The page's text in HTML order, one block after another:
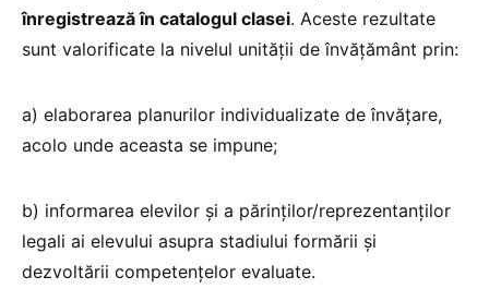
înregistrează în catalogul clasei. Aceste rezultate
sunt valorificate la nivelul unităţii de învăţământ prin:
a) elaborarea planurilor individualizate de învăţare,
acolo unde aceasta se impune;
b) informarea elevilor şi a părinţilor/reprezentanţilor
legali ai elevului asupra stadiului formării şi
dezvoltării competenţelor evaluate.